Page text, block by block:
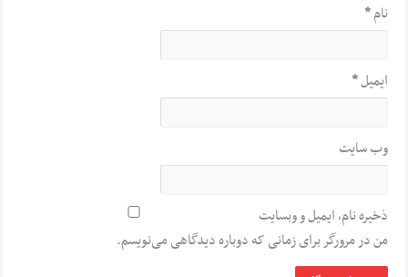
نام*
ایمیل*
وب‌ سایت
ذخیره نام، ایمیل و وبسایت
من در مرورگر برای زمانی که دوباره دیدگاهی می‌نویسم.